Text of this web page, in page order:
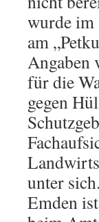
wurde im
am
Angaben
für die
gegen
unter
Emden